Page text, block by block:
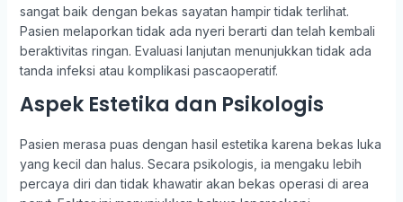
sangat baik dengan bekas sayatan hampir tidak terlihat.
Pasien melaporkan tidak ada nyeri berarti dan telah kembali
beraktivitas ringan. Evaluasi lanjutan menunjukkan tidak ada
tanda infeksi atau komplikasi pascaoperatif.
Aspek Estetika dan Psikologis
Pasien merasa puas dengan hasil estetika karena bekas luka
yang kecil dan halus. Secara psikologis, ia mengaku lebih
percaya diri dan tidak khawatir akan bekas operasi di area